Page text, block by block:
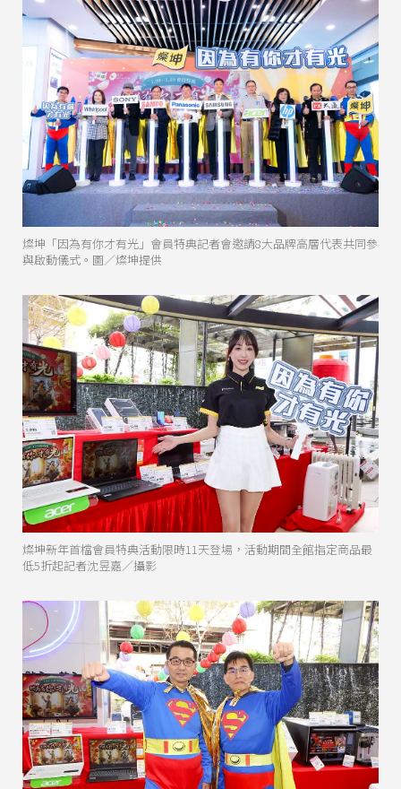
燦坤「因為有你才有光」會員特典記者會邀請8大品牌高層代表共同參
與啟動儀式。圖／燦坤提供
燦坤新年首檔會員特典活動限時11天登場，活動期間全館指定商品最
低5折起記者沈昱嘉／攝影